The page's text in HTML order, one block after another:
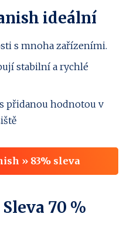
ideální
s mnoha zařízeními.
stabilní a rychlé
přidanou hodnotou v
» 83% sleva
70 %